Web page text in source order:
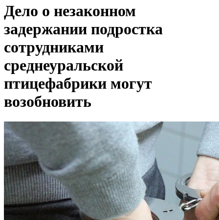
Дело о незаконном
задержании подростка
сотрудниками
среднеуральской
птицефабрики могут
возобновить